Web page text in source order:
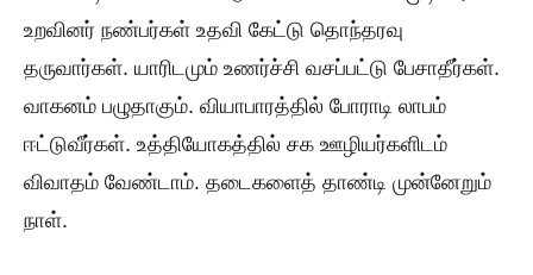
உறவினர் நண்பர்கள் உதவி கேட்டு தொந்தரவு
தருவார்கள். யாரிடமும் உணர்ச்சி வசப்பட்டு பேசாதீர்கள்.
வாகனம் பழுதாகும். வியாபாரத்தில் போராடி லாபம்
ஈட்டுவீர்கள். உத்தியோகத்தில் சக ஊழியர்களிடம்
விவாதம் வேண்டாம். தடைகளைத் தாண்டி முன்னேறும்
நாள்.